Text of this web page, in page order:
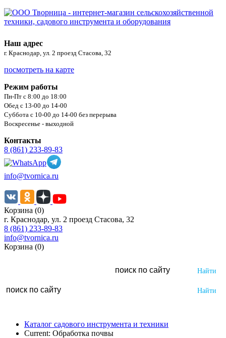
Наш адрес
г. Краснодар, ул. 2 проезд Стасова, 32
посмотреть на карте
Режим работы
Пн-Пт с 8:00 до 18:00
Обед с 13-00 до 14-00
Суббота с 10-00 до 14-00 без перерыва
Воскресенье - выходной
Контакты
8 (861) 233-89-83
info@tvornica.ru
Корзина (0)
г. Краснодар, ул. 2 проезд Стасова, 32
8 (861) 233-89-83
info@tvornica.ru
Корзина (0)
Каталог садового инструмента и техники
Current: Обработка почвы